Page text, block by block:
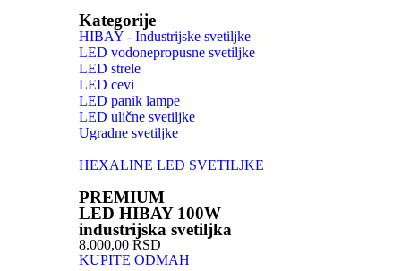
Kategorije
HIBAY - Industrijske svetiljke
LED vodonepropusne svetiljke
LED strele
LED cevi
LED panik lampe
LED ulične svetiljke
Ugradne svetiljke
HEXALINE LED SVETILJKE
PREMIUM
LED HIBAY 100W
industrijska svetiljka
8.000,00 RSD
KUPITE ODMAH